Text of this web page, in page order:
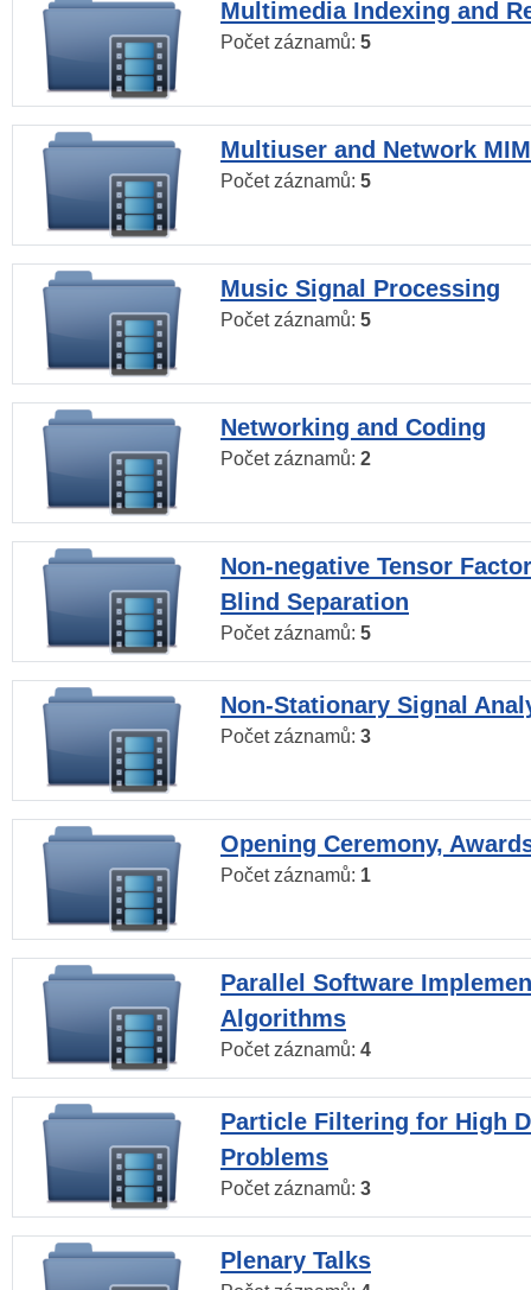
Multimedia Indexing and
Počet záznamů: 5
Multiuser and Network
Počet záznamů: 5
Music Signal Processing
Počet záznamů: 5
Networking and Coding
Počet záznamů: 2
Non-negative Tensor
Blind Separation
Počet záznamů: 5
Non-Stationary Signal
Počet záznamů: 3
Opening Ceremony,
Počet záznamů: 1
Parallel Software
Algorithms
Počet záznamů: 4
Particle Filtering for High
Problems
Počet záznamů: 3
Plenary Talks